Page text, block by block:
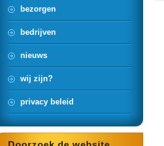
bezorgen
bedrijven
nieuws
wij zijn?
privacy beleid